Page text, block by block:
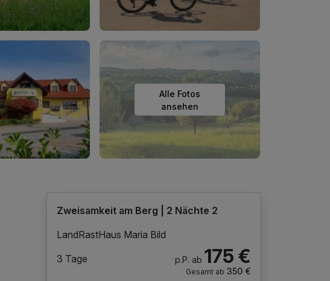
Alle Fotos
ansehen
Zweisamkeit am Berg | 2 Nächte 2
LandRastHaus Maria Bild
3 Tage
p.P. ab 175 €
Gesamt ab 350 €